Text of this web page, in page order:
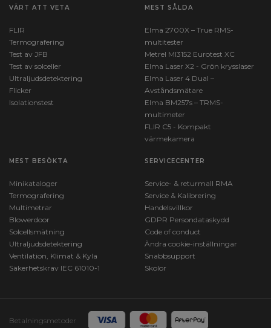
VÄRT ATT VETA
FLIR
Termografering
Test av JFB
Test av solceller
Ultraljudsdetektering
Flicker
Isolationstest
MEST SÅLDA
Elma 2700X – True RMS-
multitester
Metrel MI3152 Eurotest XC
Elma Laser X2 - Grön krysslaser
Elma Laser 4 Dual –
Avståndsmätare
Elma BM257s – TRMS-
multimeter
FLIR C5 - Kompakt
värmekamera
MEST BESÖKTA
Minikataloger
Termografering
Multimetrar
Blowerdoor
Solcellsmätning
Ultraljudsdetektering
Ventilation, Klimat & Kyla
Säkerhetskrav IEC 61010-1
SERVICECENTER
Service- & returmall RMA
Service & Kalibrering
Handelsvillkor
GDPR Persondataskydd
Code of conduct
Ändra cookie-inställningar
Snabbsupport
Skolor
Betalningsmetoder